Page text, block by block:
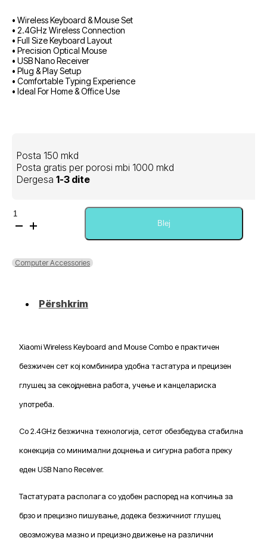
• Wireless Keyboard & Mouse Set
• 2.4GHz Wireless Connection
• Full Size Keyboard Layout
• Precision Optical Mouse
• USB Nano Receiver
• Plug & Play Setup
• Comfortable Typing Experience
• Ideal For Home & Office Use
Posta 150 mkd
Posta gratis per porosi mbi 1000 mkd
Dergesa 1-3 dite
Sasi
Xiaomi
and
Blej
Computer Accessories
Përshkrim
Xiaomi Wireless Keyboard and Mouse Combo е практичен
безжичен сет кој комбинира удобна тастатура и прецизен
глушец за секојдневна работа, учење и канцелариска
употреба.
Со 2.4GHz безжична технологија, сетот обезбедува стабилна
конекција со минимални доцнења и сигурна работа преку
еден USB Nano Receiver.
Тастатурата располага со удобен распоред на копчиња за
брзо и прецизно пишување, додека безжичниот глушец
овозможува мазно и прецизно движење на различни